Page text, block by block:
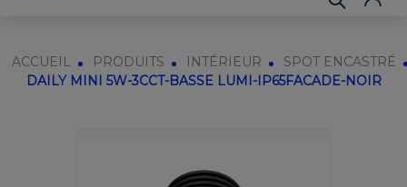
ACCUEIL PRODUITS INTÉRIEUR
SPOT ENCASTRÉ
DAILY MINI 5W-3CCT-BASSE LUMI-IP65FACADE-NOIR